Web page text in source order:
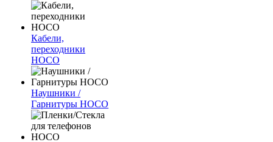
Кабели,
переходники
HOCO
Наушники /
Гарнитуры HOCO